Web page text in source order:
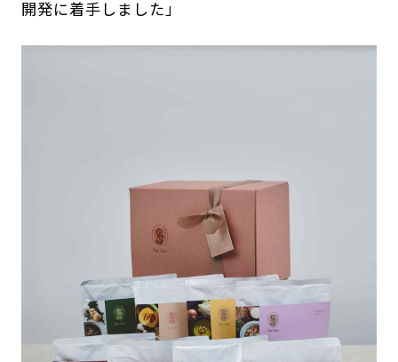
開発に着手しました」